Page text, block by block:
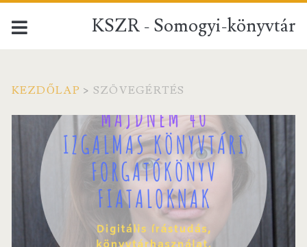
KSZR - Somogyi-könyvtár
KEZDŐLAP > SZÖVEGÉRTÉS
Címke:
<span>szövegértés</